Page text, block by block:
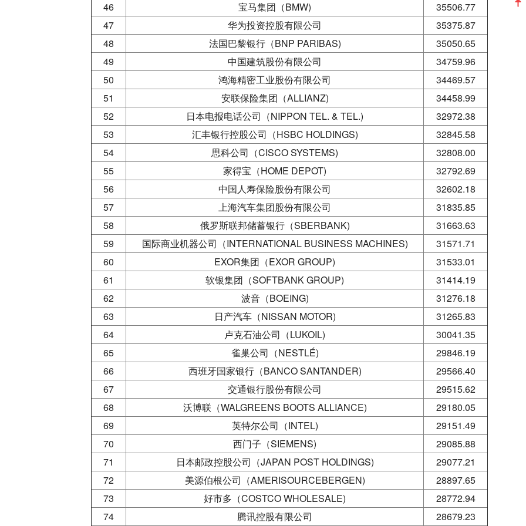
46
宝马集团（BMW)
35506.77
47
华为投资控股有限公司
35375.87
48
法国巴黎银行（BNP PARIBAS)
35050.65
49
中国建筑股份有限公司
34759.96
50
鸿海精密工业股份有限公司
34469.57
51
安联保险集团（ALLIANZ)
34458.99
52
日本电报电话公司（NIPPON TEL. & TEL.)
32972.38
53
汇丰银行控股公司（HSBC HOLDINGS)
32845.58
54
思科公司（CISCO SYSTEMS)
32808.00
55
家得宝（HOME DEPOT)
32792.69
56
中国人寿保险股份有限公司
32602.18
57
上海汽车集团股份有限公司
31835.85
58
俄罗斯联邦储蓄银行（SBERBANK)
31663.63
59
国际商业机器公司（INTERNATIONAL BUSINESS MACHINES)
31571.71
60
EXOR集团（EXOR GROUP)
31533.01
61
软银集团（SOFTBANK GROUP)
31414.19
62
波音（BOEING)
31276.18
63
日产汽车（NISSAN MOTOR)
31265.83
64
卢克石油公司（LUKOIL)
30041.35
65
雀巢公司（NESTLÉ)
29846.19
66
西班牙国家银行（BANCO SANTANDER)
29566.40
67
交通银行股份有限公司
29515.62
68
沃博联（WALGREENS BOOTS ALLIANCE)
29180.05
69
英特尔公司（INTEL)
29151.49
70
西门子（SIEMENS)
29085.88
71
日本邮政控股公司（JAPAN POST HOLDINGS)
29077.21
72
美源伯根公司（AMERISOURCEBERGEN)
28897.65
73
好市多（COSTCO WHOLESALE)
28772.94
74
腾讯控股有限公司 28679.23